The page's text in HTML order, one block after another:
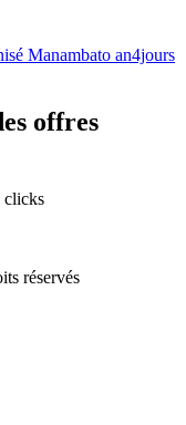
Manambato an4jours
offres
clicks
réservés